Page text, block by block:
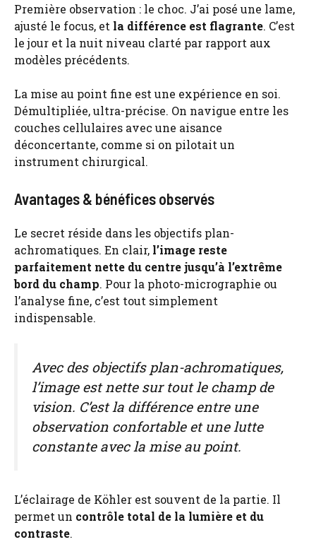
Première observation : le choc. J’ai posé une lame,
ajusté le focus, et la différence est flagrante. C’est
le jour et la nuit niveau clarté par rapport aux
modèles précédents.
La mise au point fine est une expérience en soi.
Démultipliée, ultra-précise. On navigue entre les
couches cellulaires avec une aisance
déconcertante, comme si on pilotait un
instrument chirurgical.
Avantages & bénéfices observés
Le secret réside dans les objectifs plan-
achromatiques. En clair, l’image reste
parfaitement nette du centre jusqu’à l’extrême
bord du champ. Pour la photo-micrographie ou
l’analyse fine, c’est tout simplement
indispensable.
Avec des objectifs plan-achromatiques,
l’image est nette sur tout le champ de
vision. C’est la différence entre une
observation confortable et une lutte
constante avec la mise au point.
L’éclairage de Köhler est souvent de la partie. Il
permet un contrôle total de la lumière et du
contraste.